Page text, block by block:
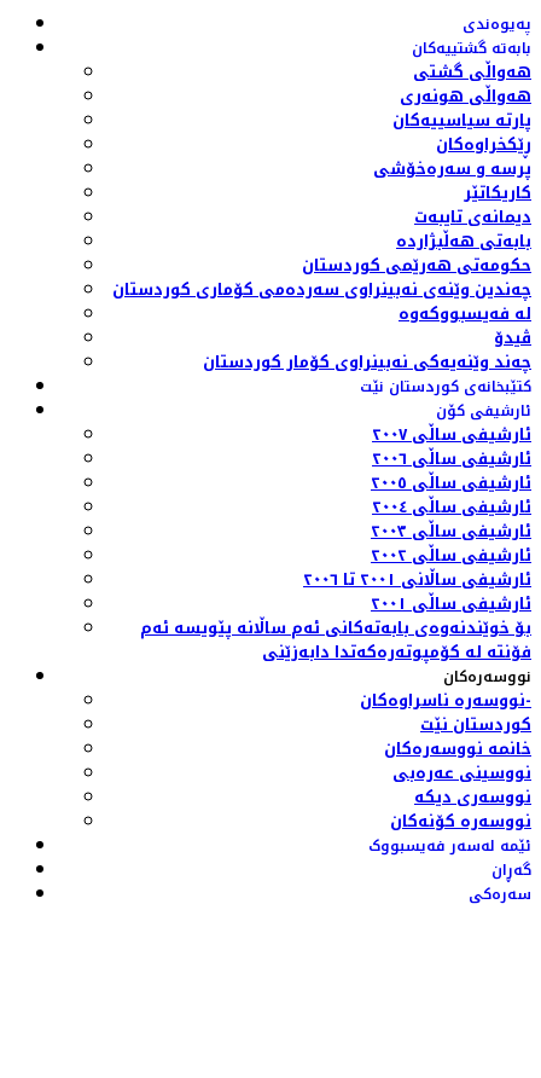
پەیوەندی
بابەتە گشتییەکان
هەواڵی گشتی
هەواڵی هونەری
پارتە سیاسییەکان
ڕێکخراوەکان
پرسە و سەرەخۆشی
کاریکاتێر
دیمانەی تایبەت
بابەتی هەڵبژاردە
حکومەتی هەرێمی کوردستان
چەندین وێنەی نەبینراوی سەردەمی کۆماری کوردستان
لە فەیسبووکەوە
ڤیدۆ
چەند وێنەیەکی نەبینراوی کۆمار کوردستان
کتێبخانەی کوردستان نێت
ئارشیفی کۆن
ئارشیفی ساڵی ٢٠٠٧
ئارشیفی ساڵی ٢٠٠٦
ئارشیفی ساڵی ٢٠٠٥
ئارشیفی ساڵی ٢٠٠٤
ئارشیفی ساڵی ٢٠٠٣
ئارشیفی ساڵی ٢٠٠٢
ئارشیفی ساڵانی ٢٠٠١ تا ٢٠٠٦
ئارشیفی ساڵی ٢٠٠١
بۆ خوێندنەوەی بابەتەکانی ئەم ساڵانە پێویسە ئەم
فۆنتە لە کۆمپوتەرەکەتدا دابەزێنی
نووسەرەکان
نووسەرە ناسراوەکان-
کوردستان نێت
خانمە نووسەرەکان
نووسینی عەرەبی
نووسەری دیکە
نووسەرە کۆنەکان
ئێمە لەسەر فەیسبووک
گەڕان
سەرەکی